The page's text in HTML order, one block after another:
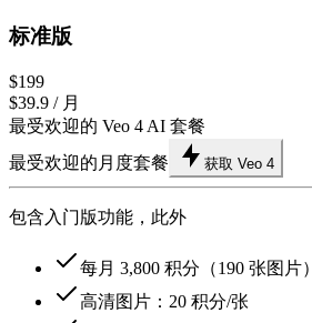
标准版
$199
$39.9 / 月
最受欢迎的 Veo 4 AI 套餐
最受欢迎的月度套餐
获取 Veo 4
包含入门版功能，此外
每月 3,800 积分（190 张图片）
高清图片：20 积分/张